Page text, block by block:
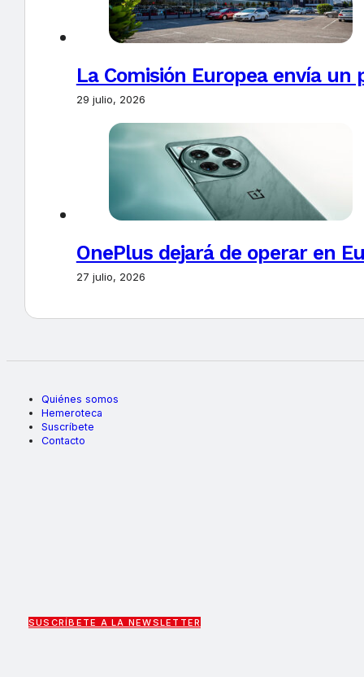
La Comisión Europea envía un
29 julio, 2026
OnePlus dejará de operar en
27 julio, 2026
Quiénes somos
Hemeroteca
Suscríbete
Contacto
SUSCRÍBETE A LA NEWSLETTER